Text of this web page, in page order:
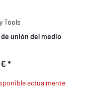
Tools
de unión del medio
*
actualmente